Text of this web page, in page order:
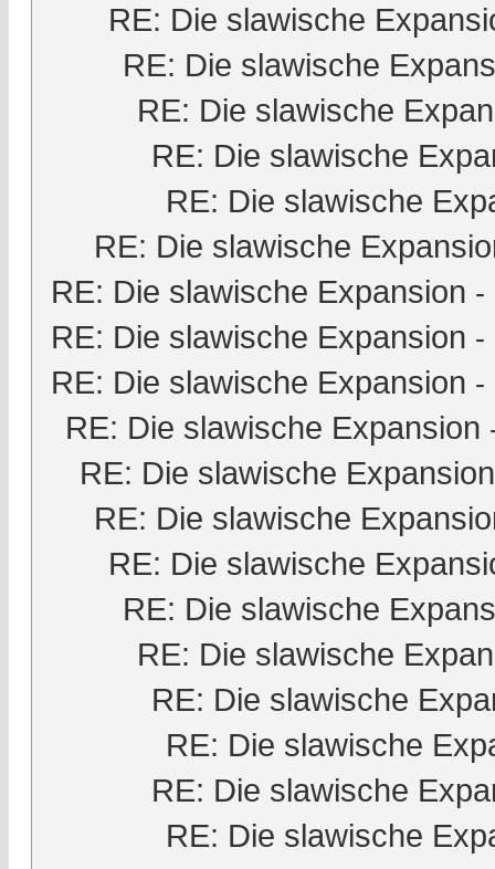
RE: Die slawische
RE: Die slawische
RE: Die slawische
RE: Die slawische
RE: Die slawische
RE: Die slawische
RE: Die slawische Expansion -
RE: Die slawische Expansion -
RE: Die slawische Expansion -
RE: Die slawische Expansion
RE: Die slawische Expansion
RE: Die slawische
RE: Die slawische
RE: Die slawische
RE: Die slawische
RE: Die slawische
RE: Die slawische
RE: Die slawische
RE: Die slawische